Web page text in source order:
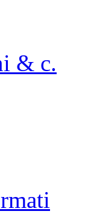
& c.